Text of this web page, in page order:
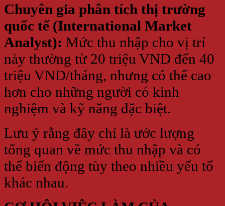
Chuyên gia phân tích thị trường
quốc tế (International Market
Analyst): Mức thu nhập cho vị trí
này thường từ 20 triệu VND đến 40
triệu VND/tháng, nhưng có thể cao
hơn cho những người có kinh
nghiệm và kỹ năng đặc biệt.
Lưu ý rằng đây chỉ là ước lượng
tổng quan về mức thu nhập và có
thể biến động tùy theo nhiều yếu tố
khác nhau.